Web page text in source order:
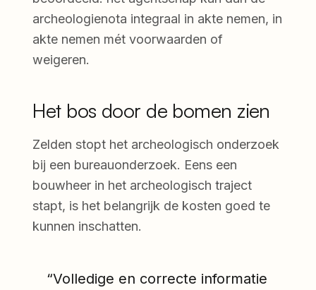
archeologienota integraal in akte nemen, in
akte nemen mét voorwaarden of
weigeren.
Het bos door de bomen zien
Zelden stopt het archeologisch onderzoek
bij een bureauonderzoek. Eens een
bouwheer in het archeologisch traject
stapt, is het belangrijk de kosten goed te
kunnen inschatten.
“Volledige en correcte informatie